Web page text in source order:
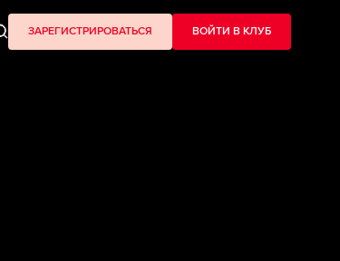
ЗАРЕГИСТРИРОВАТЬСЯ ВОЙТИ В КЛУБ